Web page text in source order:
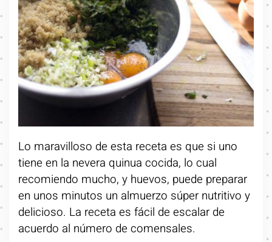
Lo maravilloso de esta receta es que si uno
tiene en la nevera quinua cocida, lo cual
recomiendo mucho, y huevos, puede preparar
en unos minutos un almuerzo súper nutritivo y
delicioso. La receta es fácil de escalar de
acuerdo al número de comensales.